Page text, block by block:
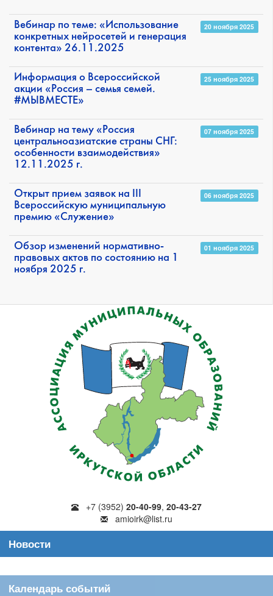
Вебинар по теме: «Использование
конкретных нейросетей и генерация
контента» 26.11.2025
20 ноября 2025
Информация о Всероссийской
акции «Россия – семья семей.
#МЫВМЕСТЕ»
25 ноября 2025
Вебинар на тему «Россия
центральноазиатские страны СНГ:
особенности взаимодействия»
12.11.2025 г.
07 ноября 2025
Открыт прием заявок на III
Всероссийскую муниципальную
премию «Служение»
06 ноября 2025
Обзор изменений нормативно-
правовых актов по состоянию на 1
ноября 2025 г.
01 ноября 2025
+7 (3952) 20-40-99, 20-43-27
amioirk@list.ru
Новости
Календарь событий